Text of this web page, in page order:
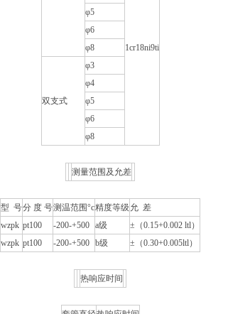
1cr18ni9ti
φ5
φ6
φ8
双支式
φ3
φ4
φ5
φ6
φ8
测量范围及允差
型 号分 度 号测温范围°c精度等级 允 差
wzpk pt100 -200­­-+500 a级 ± （0.15+0.002 ltl）
wzpk pt100 -200­­-+500 b级 ± （0.30+0.005ltl）
热响应时间